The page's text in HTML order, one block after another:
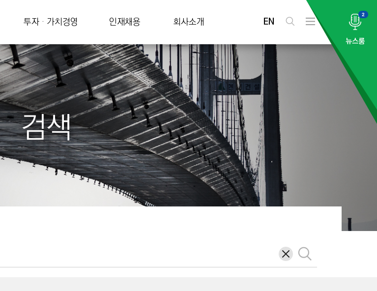
투자 · 가치경영 인재채용 회사소개 EN
검
전
메
2
뉴스룸
검색
삭
제
검
색